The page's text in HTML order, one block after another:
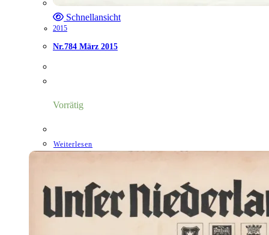
Schnellansicht
2015
Nr.784 März 2015
Vorrätig
Weiterlesen